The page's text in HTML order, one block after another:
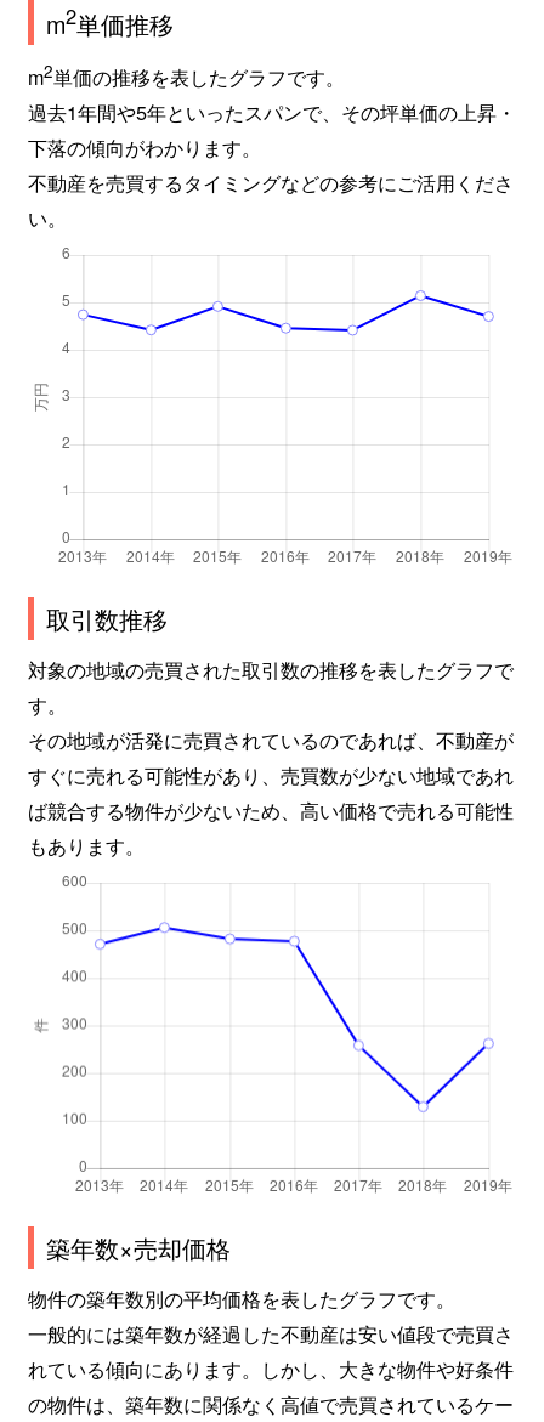
m2単価推移
m2単価の推移を表したグラフです。
過去1年間や5年といったスパンで、その坪単価の上昇・
下落の傾向がわかります。
不動産を売買するタイミングなどの参考にご活用くださ
い。
取引数推移
対象の地域の売買された取引数の推移を表したグラフで
す。
その地域が活発に売買されているのであれば、不動産が
すぐに売れる可能性があり、売買数が少ない地域であれ
ば競合する物件が少ないため、高い価格で売れる可能性
もあります。
築年数×売却価格
物件の築年数別の平均価格を表したグラフです。
一般的には築年数が経過した不動産は安い値段で売買さ
れている傾向にあります。しかし、大きな物件や好条件
の物件は、築年数に関係なく高値で売買されているケー